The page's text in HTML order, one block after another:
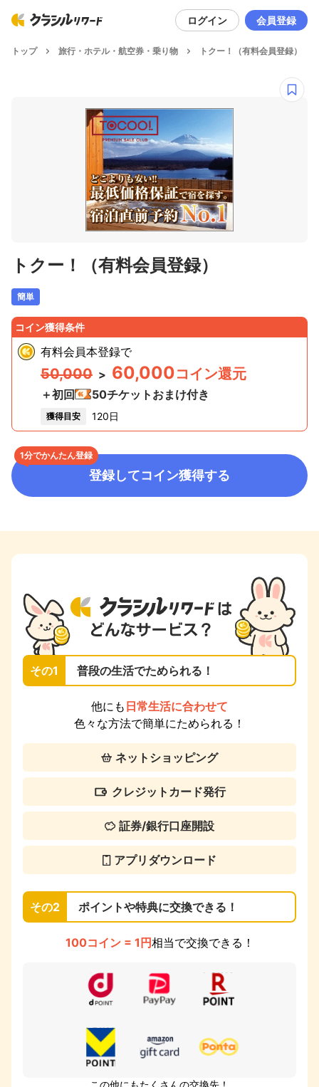
ログイン 会員登録
トップ 旅行・ホテル・航空券・乗り物 トクー！（有料会員登録）
トクー！（有料会員登録）
簡単
コイン獲得条件
有料会員本登録で
50,000 > 60,000コイン還元
＋初回 50チケットおまけ付き
獲得目安 120日
1分でかんたん登録
登録してコイン獲得する
その1 普段の生活でためられる！
他にも 日常生活に合わせて
色々な方法で簡単にためられる！
ネットショッピング
クレジットカード発行
証券/銀行口座開設
アプリダウンロード
その2 ポイントや特典に交換できる！
100コイン = 1円相当で交換できる！